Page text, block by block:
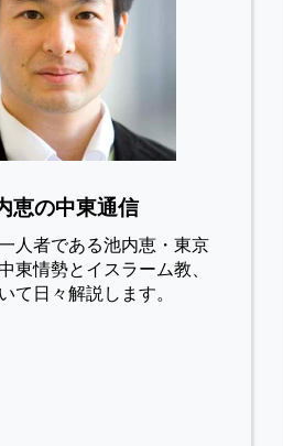
恵の中東通信
⼈者である池内恵・東京
東情勢とイスラーム教、
て⽇々解説します。